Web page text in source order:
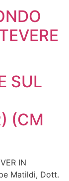
SUL
(CM
IN
Matildi, Dott.